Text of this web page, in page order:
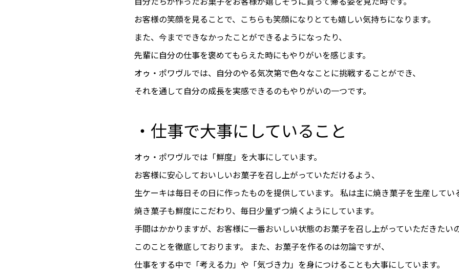
お客様の笑顔を見ることで、こちらも笑顔になりとても嬉しい気持ちになります。
また、今までできなかったことができるようになったり、
先輩に自分の仕事を褒めてもらえた時にもやりがいを感じます。
オゥ・ポワヴルでは、自分のやる気次第で色々なことに挑戦することができ、
それを通して自分の成長を実感できるのもやりがいの一つです。
・仕事で大事にしていること
オゥ・ポワヴルでは「鮮度」を大事にしています。
お客様に安心しておいしいお菓子を召し上がっていただけるよう、
生ケーキは毎日その日に作ったものを提供しています。 私は主に焼き菓子を生産してい
焼き菓子も鮮度にこだわり、毎日少量ずつ焼くようにしています。
手間はかかりますが、お客様に一番おいしい状態のお菓子を召し上がっていただきたいの
このことを徹底しております。 また、お菓子を作るのは勿論ですが、
仕事をする中で「考える力」や「気づき力」を身につけることも大事にしています。